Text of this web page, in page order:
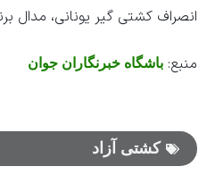
انصراف کشتی گیر یونانی، مدال
منبع: باشگاه خبرنگاران جوان
کشتی آزاد